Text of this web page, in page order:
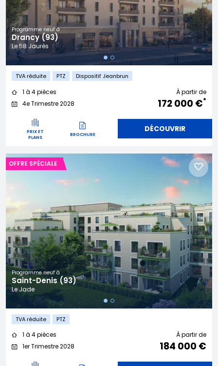
Programme neuf à
Drancy (93)
Le 58 Jaurès
TVA réduite PTZ Dispositif Jeanbrun
1 à 4 pièces
4e Trimestre 2028
À partir de
172 000 €*
PRIX ET
PLANS
BROCHURE
DÉCOUVRIR
Programme neuf à
Saint-Denis (93)
Le Jade
OFFRE SPÉCIALE
TVA réduite PTZ
1 à 4 pièces
1er Trimestre 2028
À partir de
184 000 €